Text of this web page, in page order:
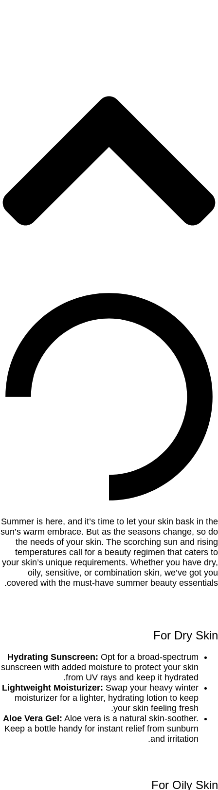
Summer is here, and it’s time to let your skin bask in the
sun’s warm embrace. But as the seasons change, so do
the needs of your skin. The scorching sun and rising
temperatures call for a beauty regimen that caters to
your skin’s unique requirements. Whether you have dry,
oily, sensitive, or combination skin, we’ve got you
covered with the must-have summer beauty essentials.
For Dry Skin
Hydrating Sunscreen: Opt for a broad-spectrum
sunscreen with added moisture to protect your skin
from UV rays and keep it hydrated.
Lightweight Moisturizer: Swap your heavy winter
moisturizer for a lighter, hydrating lotion to keep
your skin feeling fresh.
Aloe Vera Gel: Aloe vera is a natural skin-soother.
Keep a bottle handy for instant relief from sunburn
and irritation.
For Oily Skin